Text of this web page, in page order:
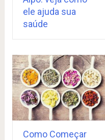
ele ajuda sua
saúde
Como Começar